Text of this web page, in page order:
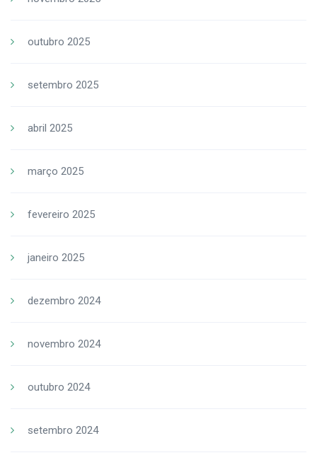
outubro 2025
setembro 2025
abril 2025
março 2025
fevereiro 2025
janeiro 2025
dezembro 2024
novembro 2024
outubro 2024
setembro 2024